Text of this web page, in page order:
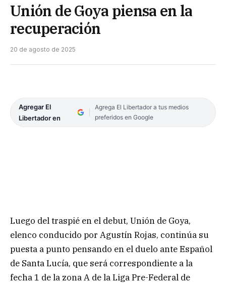
Unión de Goya piensa en la
recuperación
20 de agosto de 2025
Agregar El
Libertador en
Agrega El Libertador a tus medios
preferidos en Google
Luego del traspié en el debut, Unión de Goya,
elenco conducido por Agustín Rojas, continúa su
puesta a punto pensando en el duelo ante Español
de Santa Lucía, que será correspondiente a la
fecha 1 de la zona A de la Liga Pre-Federal de